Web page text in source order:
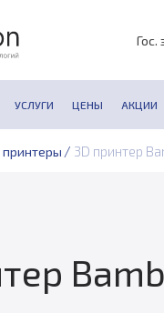
Гос.
УСЛУГИ ЦЕНЫ АКЦИИ
принтеры / 3D принтер